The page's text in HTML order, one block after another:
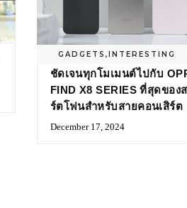
GADGETS ,INTERESTING
ชัดเจนทุกโมเมนต์ไปกับ
FIND X8 SERIES ที่สุดของ
ร์ตโฟนสำหรับสายคอนเสิร์ต
December 17, 2024